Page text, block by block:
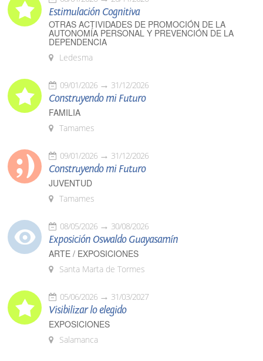
Estimulación Cognitiva
OTRAS ACTIVIDADES DE PROMOCIÓN DE LA
AUTONOMÍA PERSONAL Y PREVENCIÓN DE LA
DEPENDENCIA
Ledesma
09/01/2026 31/12/2026
Construyendo mi Futuro
FAMILIA
Tamames
09/01/2026 31/12/2026
Construyendo mi Futuro
JUVENTUD
Tamames
08/05/2026 30/08/2026
Exposición Oswaldo Guayasamín
ARTE / EXPOSICIONES
Santa Marta de Tormes
05/06/2026 31/03/2027
Visibilizar lo elegido
EXPOSICIONES
Salamanca